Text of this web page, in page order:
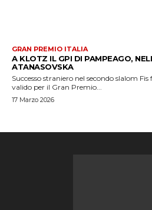
GRAN PREMIO ITALIA
A KLOTZ IL GPI DI PAMPEAGO,
ATANASOVSKA
Successo straniero nel secondo slalom
valido per il Gran Premio...
17 Marzo 2026